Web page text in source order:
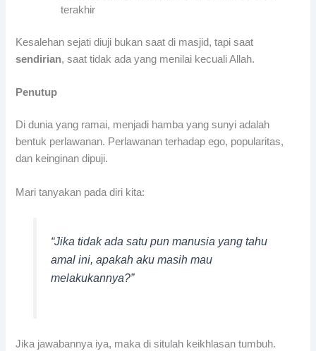
terakhir
Kesalehan sejati diuji bukan saat di masjid, tapi saat
sendirian, saat tidak ada yang menilai kecuali Allah.
Penutup
Di dunia yang ramai, menjadi hamba yang sunyi adalah
bentuk perlawanan. Perlawanan terhadap ego, popularitas,
dan keinginan dipuji.
Mari tanyakan pada diri kita:
“Jika tidak ada satu pun manusia yang tahu
amal ini, apakah aku masih mau
melakukannya?”
Jika jawabannya iya, maka di situlah keikhlasan tumbuh.